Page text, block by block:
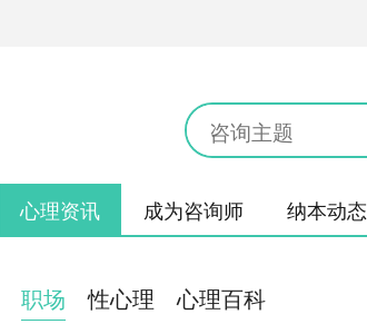
心理资讯 成为咨询师 纳本动态
职场 性心理 心理百科